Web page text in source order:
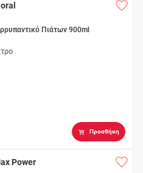
Πιάτων 900ml
Προσθήκη
Power